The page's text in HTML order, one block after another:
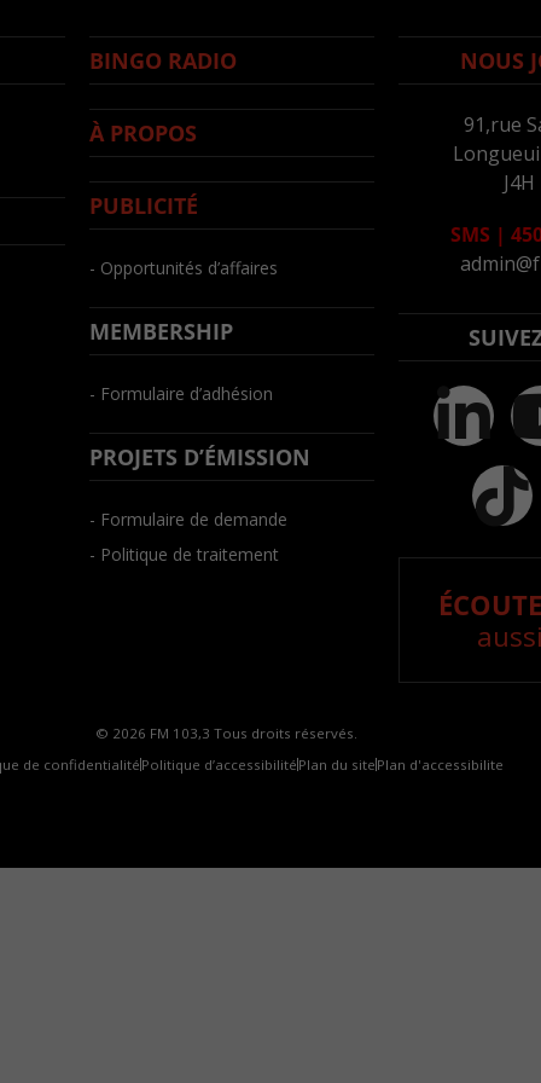
BINGO RADIO
À PROPOS
PUBLICITÉ
- Opportunités d’affaires
MEMBERSHIP
- Formulaire d’adhésion
PROJETS D’ÉMISSION
- Formulaire de demande
- Politique de traitement
NOUS
91,rue
SMS |
© 2026 FM 103,3 Tous droits réservés.
de confidentialité Politique d’accessibilité Plan du site Plan d'accessibilite